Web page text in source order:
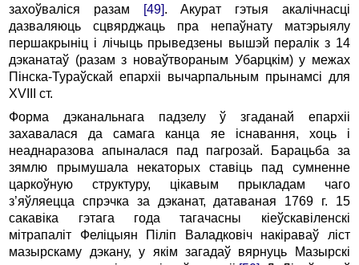
захоўваліся разам
[49]. Акурат гэтыя акалічнасці
дазваляюць сцвярджаць пра непаўнату матэрыялу
першакрыніц і лічыць прыведзены вышэй пералік з 14
дэканатаў (разам з новаўтвораным Убарцкім) у межах
Пінска-Тураўскай епархіі вычарпальным прынамсі для
XVIII ст.
Форма дэканальнага падзелу ў згаданай епархіі
захавалася да самага канца яе існавання, хоць і
неаднаразова апыналася пад пагрозай. Барацьба за
зямлю прымушала некаторых ставіць пад сумненне
царкоўную структуру, цікавым прыкладам чаго
з’яўляецца спрэчка за дэканат, датаваная 1769 г. 15
сакавіка гэтага года тагачасны кіеўскавіленскі
мітрапаліт Феліцыян Піліп Валадковіч накіраваў ліст
мазырскаму дэкану, у якім загадаў вярнуць Мазырскі